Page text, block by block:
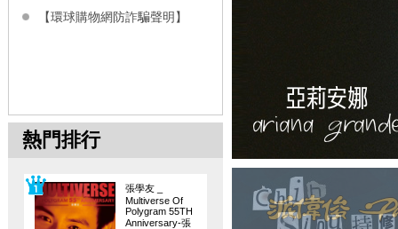
【環球購物網防詐騙聲明】
熱門排行
張學友 _
Multiverse Of
Polygram 55TH
Anniversary-張